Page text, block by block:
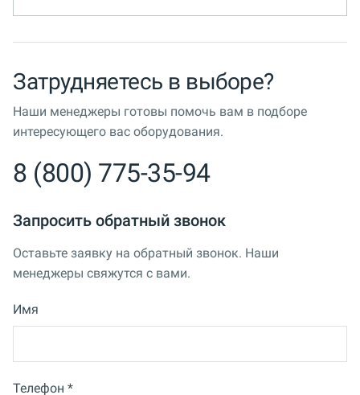
Затрудняетесь в выборе?
Наши менеджеры готовы помочь вам в подборе
интересующего вас оборудования.
8 (800) 775-35-94
Запросить обратный звонок
Оставьте заявку на обратный звонок. Наши
менеджеры свяжутся с вами.
Имя
Телефон *